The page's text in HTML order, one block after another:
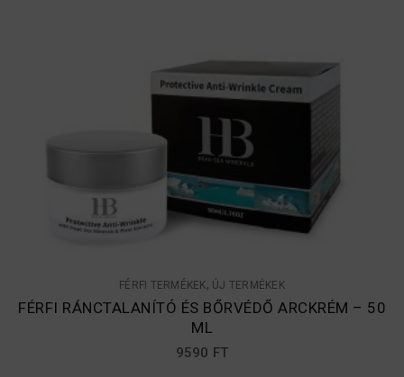
FÉRFI TERMÉKEK, ÚJ TERMÉKEK
FÉRFI RÁNCTALANÍTÓ ÉS BŐRVÉDŐ ARCKRÉM – 50
ML
9590 FT